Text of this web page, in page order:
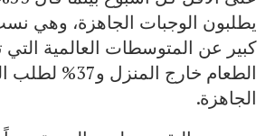
يطلبون الوجبات الجاهزة، وهي
الطعام خارج المنزل
الجاهزة.